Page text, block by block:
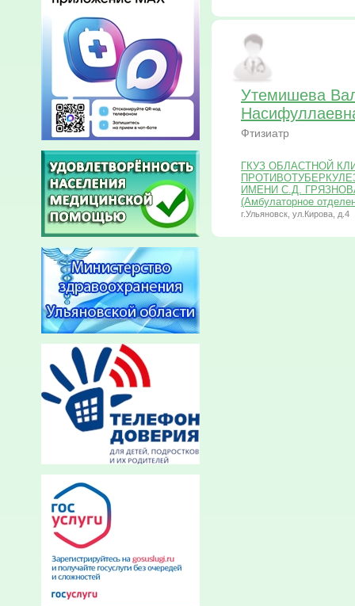
Утемишева
Фтизиатр
ГКУЗ ОБЛАСТНОЙ
ИМЕНИ С.Д. ГРЯЗНОВА
(Амбулаторное
г.Ульяновск, ул.Кирова, д.4